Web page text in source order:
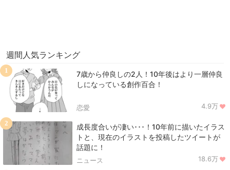
週間人気ランキング
7歳から仲良しの2人！10年後はより一層仲良
しになっている創作百合！
恋愛 4.9万
1
成長度合いが凄い･･･！10年前に描いたイラス
トと、現在のイラストを投稿したツイートが
話題に！
ニュース 18.6万
2